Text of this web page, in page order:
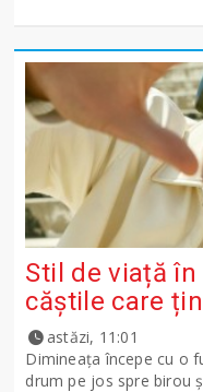
Stil de viață
căștile care
astăzi, 11:01
Dimineața începe cu o
drum pe jos spre birou